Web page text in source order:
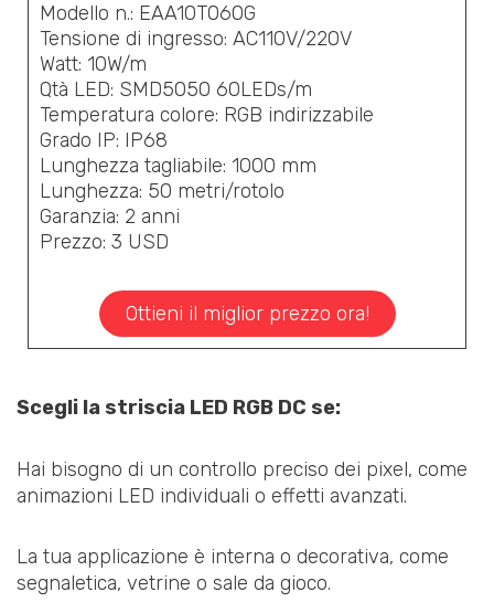
Modello n.: EAA10T060G
Tensione di ingresso: AC110V/220V
Watt: 10W/m
Qtà LED: SMD5050 60LEDs/m
Temperatura colore: RGB indirizzabile
Grado IP: IP68
Lunghezza tagliabile: 1000 mm
Lunghezza: 50 metri/rotolo
Garanzia: 2 anni
Prezzo: 3 USD
Ottieni il miglior prezzo ora!
Scegli la striscia LED RGB DC se:
Hai bisogno di un controllo preciso dei pixel, come
animazioni LED individuali o effetti avanzati.
La tua applicazione è interna o decorativa, come
segnaletica, vetrine o sale da gioco.